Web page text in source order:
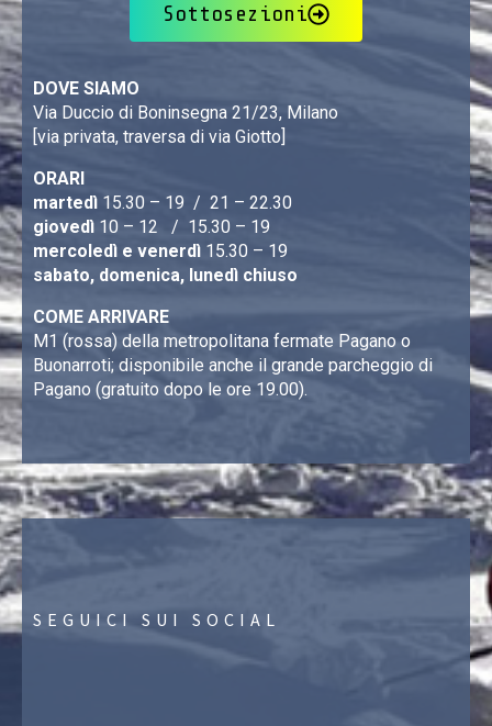
Sottosezioni
DOVE SIAMO
Via Duccio di Boninsegna 21/23, Milano
[via privata, traversa di via Giotto]
ORARI
martedì 15.30 – 19 / 21 – 22.30
giovedì 10 – 12 / 15.30 – 19
mercoledì e venerdì 15.30 – 19
sabato, domenica, lunedì chiuso
COME ARRIVARE
M1 (rossa) della metropolitana fermate Pagano o
Buonarroti; disponibile anche il grande parcheggio di
Pagano (gratuito dopo le ore 19.00).
SEGUICI SUI SOCIAL